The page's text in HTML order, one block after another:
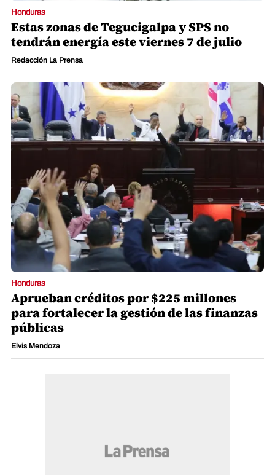
Honduras
Estas zonas de Tegucigalpa y SPS no
tendrán energía este viernes 7 de julio
Redacción La Prensa
Honduras
Aprueban créditos por $225 millones
para fortalecer la gestión de las finanzas
públicas
Elvis Mendoza